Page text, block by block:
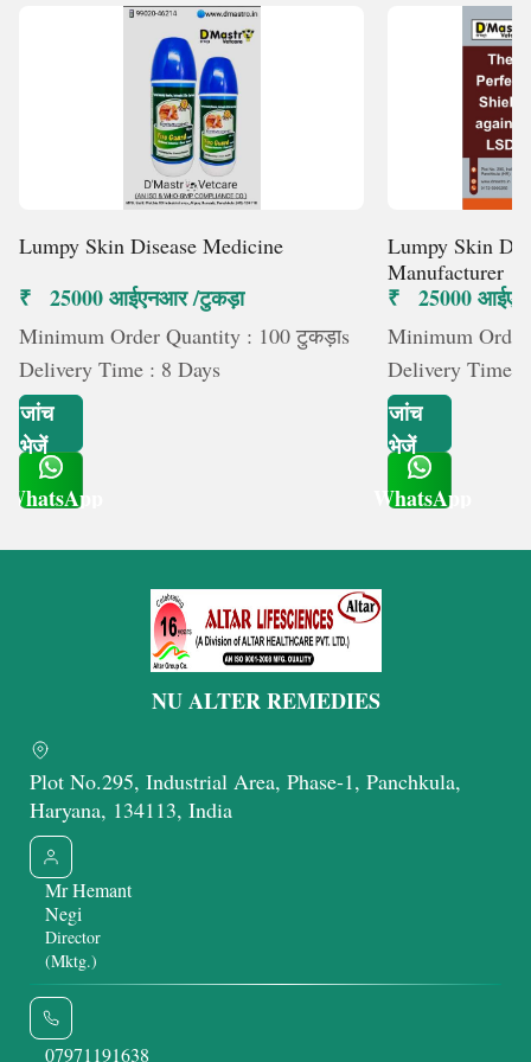
Lumpy Skin Disease Medicine
₹ 25000 आईएनआर /टुकड़ा
Minimum Order Quantity : 100 टुकड़ाs
Delivery Time : 8 Days
जांच
भेजें
WhatsApp
Lumpy Skin
Manufacturer
₹ 25000
Minimum
Delivery Time :
जांच
भेजें
WhatsApp
NU ALTER REMEDIES
Plot No.295, Industrial Area, Phase-1, Panchkula,
Haryana, 134113, India
Mr Hemant
Negi
Director
(Mktg.)
07971191638